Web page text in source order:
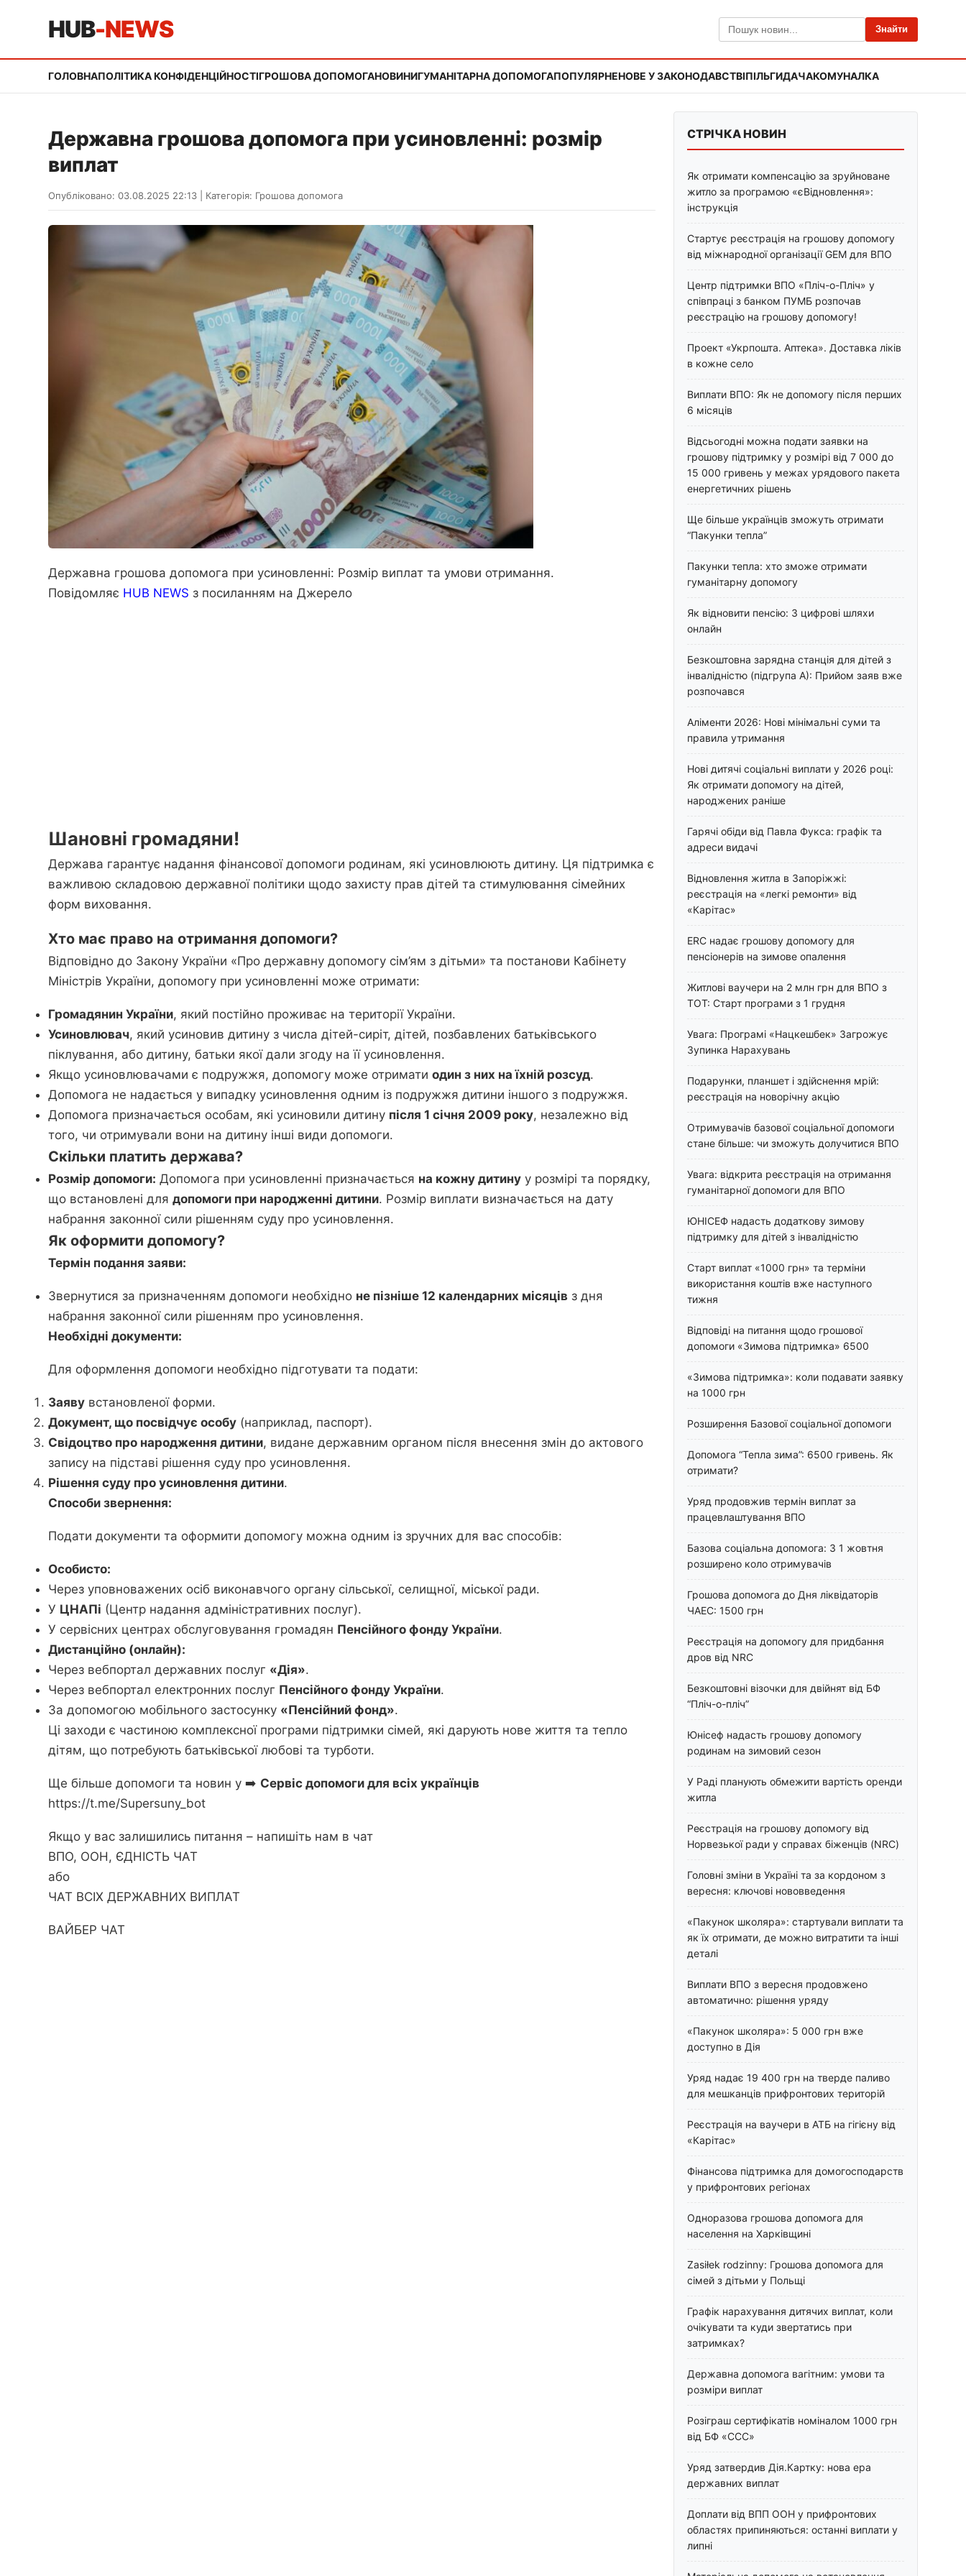
HUB-NEWS Знайти
ГОЛОВНАПОЛІТИКА КОНФІДЕНЦІЙНОСТІГРОШОВА ДОПОМОГАНОВИНИГУМАНІТАРНА ДОПОМОГАПОПУЛЯРНЕНОВЕ У ЗАКОНОДАВСТВІПІЛЬГИДАЧАКОМУНАЛКА
Державна грошова допомога при усиновленні: розмір
виплат
Опубліковано: 03.08.2025 22:13 Категорія: Грошова допомога
Державна грошова допомога при усиновленні: Розмір виплат та умови отримання.
Повідомляє HUB NEWS з посиланням на Джерело
Шановні громадяни!
Держава гарантує надання фінансової допомоги родинам, які усиновлюють дитину. Ця підтримка є
важливою складовою державної політики щодо захисту прав дітей та стимулювання сімейних
форм виховання.
Хто має право на отримання допомоги?
Відповідно до Закону України «Про державну допомогу сім’ям з дітьми» та постанови Кабінету
Міністрів України, допомогу при усиновленні може отримати:
Громадянин України, який постійно проживає на території України.
Усиновлювач, який усиновив дитину з числа дітей-сиріт, дітей, позбавлених батьківського
піклування, або дитину, батьки якої дали згоду на її усиновлення.
Якщо усиновлювачами є подружжя, допомогу може отримати один з них на їхній розсуд.
Допомога не надається у випадку усиновлення одним із подружжя дитини іншого з подружжя.
Допомога призначається особам, які усиновили дитину після 1 січня 2009 року, незалежно від
того, чи отримували вони на дитину інші види допомоги.
Скільки платить держава?
Розмір допомоги: Допомога при усиновленні призначається на кожну дитину у розмірі та порядку,
що встановлені для допомоги при народженні дитини. Розмір виплати визначається на дату
набрання законної сили рішенням суду про усиновлення.
Як оформити допомогу?
Термін подання заяви:
Звернутися за призначенням допомоги необхідно не пізніше 12 календарних місяців з дня
набрання законної сили рішенням про усиновлення.
Необхідні документи:
Для оформлення допомоги необхідно підготувати та подати:
Заяву встановленої форми.
Документ, що посвідчує особу (наприклад, паспорт).
Свідоцтво про народження дитини, видане державним органом після внесення змін до актового
запису на підставі рішення суду про усиновлення.
Рішення суду про усиновлення дитини.
Способи звернення:
Подати документи та оформити допомогу можна одним із зручних для вас способів:
Особисто:
Через уповноважених осіб виконавчого органу сільської, селищної, міської ради.
У ЦНАПі (Центр надання адміністративних послуг).
У сервісних центрах обслуговування громадян Пенсійного фонду України.
Дистанційно (онлайн):
Через вебпортал державних послуг «Дія».
Через вебпортал електронних послуг Пенсійного фонду України.
За допомогою мобільного застосунку «Пенсійний фонд».
Ці заходи є частиною комплексної програми підтримки сімей, які дарують нове життя та тепло
дітям, що потребують батьківської любові та турботи.
Ще більше допомоги та новин у ➡️ Сервіс допомоги для всіх українців
https://t.me/Supersuny_bot
Якщо у вас залишились питання – напишіть нам в чат
ВПО, ООН, ЄДНІСТЬ ЧАТ
або
ЧАТ ВСІХ ДЕРЖАВНИХ ВИПЛАТ
ВАЙБЕР ЧАТ
СТРІЧКА НОВИН
Як отримати компенсацію за зруйноване
житло за програмою «єВідновлення»:
інструкція
Стартує реєстрація на грошову допомогу
від міжнародної організації GEM для ВПО
Центр підтримки ВПО «Пліч-о-Пліч» у
співпраці з банком ПУМБ розпочав
реєстрацію на грошову допомогу!
Проект «Укрпошта. Аптека». Доставка ліків
в кожне село
Виплати ВПО: Як не допомогу після перших
6 місяців
Відсьогодні можна подати заявки на
грошову підтримку у розмірі від 7 000 до
15 000 гривень у межах урядового пакета
енергетичних рішень
Ще більше українців зможуть отримати
“Пакунки тепла”
Пакунки тепла: хто зможе отримати
гуманітарну допомогу
Як відновити пенсію: 3 цифрові шляхи
онлайн
Безкоштовна зарядна станція для дітей з
інвалідністю (підгрупа А): Прийом заяв вже
розпочався
Аліменти 2026: Нові мінімальні суми та
правила утримання
Нові дитячі соціальні виплати у 2026 році:
Як отримати допомогу на дітей,
народжених раніше
Гарячі обіди від Павла Фукса: графік та
адреси видачі
Відновлення житла в Запоріжжі:
реєстрація на «легкі ремонти» від
«Карітас»
ERC надає грошову допомогу для
пенсіонерів на зимове опалення
Житлові ваучери на 2 млн грн для ВПО з
ТОТ: Старт програми з 1 грудня
Увага: Програмі «Нацкешбек» Загрожує
Зупинка Нарахувань
Подарунки, планшет і здійснення мрій:
реєстрація на новорічну акцію
Отримувачів базової соціальної допомоги
стане більше: чи зможуть долучитися ВПО
Увага: відкрита реєстрація на отримання
гуманітарної допомоги для ВПО
ЮНІСЕФ надасть додаткову зимову
підтримку для дітей з інвалідністю
Старт виплат «1000 грн» та терміни
використання коштів вже наступного
тижня
Відповіді на питання щодо грошової
допомоги «Зимова підтримка» 6500
«Зимова підтримка»: коли подавати заявку
на 1000 грн
Розширення Базової соціальної допомоги
Допомога “Тепла зима”: 6500 гривень. Як
отримати?
Уряд продовжив термін виплат за
працевлаштування ВПО
Базова соціальна допомога: З 1 жовтня
розширено коло отримувачів
Грошова допомога до Дня ліквідаторів
ЧАЕС: 1500 грн
Реєстрація на допомогу для придбання
дров від NRC
Безкоштовні візочки для двійнят від БФ
“Пліч-о-пліч”
Юнісеф надасть грошову допомогу
родинам на зимовий сезон
У Раді планують обмежити вартість оренди
житла
Реєстрація на грошову допомогу від
Норвезької ради у справах біженців (NRC)
Головні зміни в Україні та за кордоном з
вересня: ключові нововведення
«Пакунок школяра»: стартували виплати та
як їх отримати, де можно витратити та інші
деталі
Виплати ВПО з вересня продовжено
автоматично: рішення уряду
«Пакунок школяра»: 5 000 грн вже
доступно в Дія
Уряд надає 19 400 грн на тверде паливо
для мешканців прифронтових територій
Реєстрація на ваучери в АТБ на гігієну від
«Карітас»
Фінансова підтримка для домогосподарств
у прифронтових регіонах
Одноразова грошова допомога для
населення на Харківщині
Zasiłek rodzinny: Грошова допомога для
сімей з дітьми у Польщі
Графік нарахування дитячих виплат, коли
очікувати та куди звертатись при
затримках?
Державна допомога вагітним: умови та
розміри виплат
Розіграш сертифікатів номіналом 1000 грн
від БФ «ССС»
Уряд затвердив Дія.Картку: нова ера
державних виплат
Доплати від ВПП ООН у прифронтових
областях припиняються: останні виплати у
липні